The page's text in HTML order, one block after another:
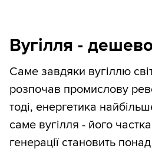
Вугілля -
Саме завдяки вугіллю світ
розпочав промислову
тоді, енергетика
саме вугілля - його частка
генерації становить